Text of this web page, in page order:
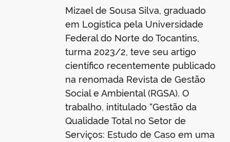
Mizael de Sousa Silva, graduado
em Logística pela Universidade
Federal do Norte do Tocantins,
turma 2023/2, teve seu artigo
científico recentemente publicado
na renomada Revista de Gestão
Social e Ambiental (RGSA). O
trabalho, intitulado “Gestão da
Qualidade Total no Setor de
Serviços: Estudo de Caso em uma